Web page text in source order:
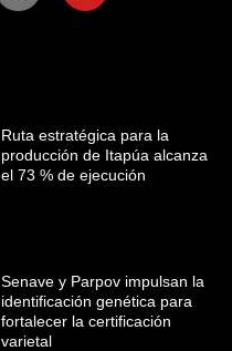
Ruta estratégica para la
producción de Itapúa alcanza
el 73 % de ejecución
Senave y Parpov impulsan la
identificación genética para
fortalecer la certificación
varietal